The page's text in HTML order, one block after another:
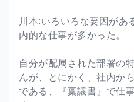
川本:いろいろな要因があ
内的な仕事が多かった。
自分が配属された部署の
んが、とにかく、社内か
である、『稟議書』で仕